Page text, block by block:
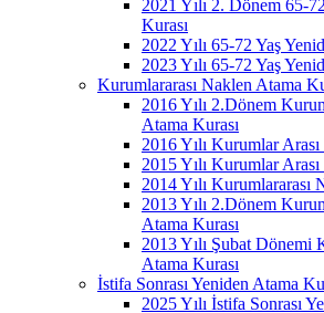
2021 Yılı 2. Dönem 65-
Kurası
2022 Yılı 65-72 Yaş
2023 Yılı 65-72 Yaş
Kurumlararası Naklen Atama
2016 Yılı 2.Dönem
Atama Kurası
2016 Yılı Kurumlar
2015 Yılı Kurumlar
2014 Yılı Kurumlararası
2013 Yılı 2.Dönem
Atama Kurası
2013 Yılı Şubat Dönemi
Atama Kurası
İstifa Sonrası Yeniden Atama
2025 Yılı İstifa Sonrası